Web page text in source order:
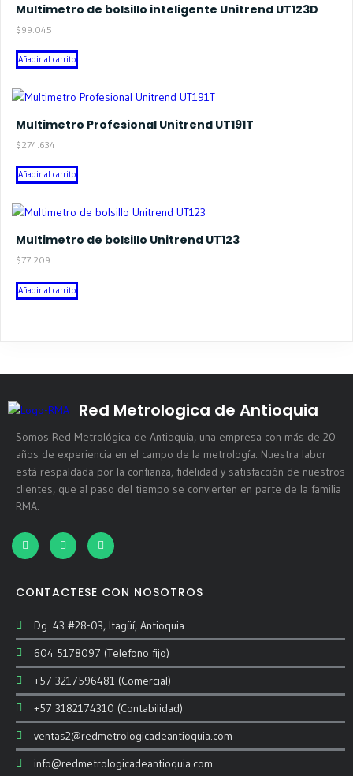
Multimetro de bolsillo inteligente Unitrend UT123D
$99.045
Añadir al carrito
Multimetro Profesional Unitrend UT191T
$274.634
Añadir al carrito
Multimetro de bolsillo Unitrend UT123
$77.209
Añadir al carrito
Red Metrologica de Antioquia
Somos Red Metrológica de Antioquia, una empresa con más de 20
años de experiencia en el campo de la metrología. Nuestra labor
está respaldada por la confianza, fidelidad y satisfacción de nuestros
clientes, que al paso del tiempo se convierten en parte de la familia
RMA.
CONTACTESE CON NOSOTROS
Dg. 43 #28-03, Itagüí, Antioquia
604 5178097 (Telefono fijo)
+57 3217596481 (Comercial)
+57 3182174310 (Contabilidad)
ventas2@redmetrologicadeantioquia.com
info@redmetrologicadeantioquia.com